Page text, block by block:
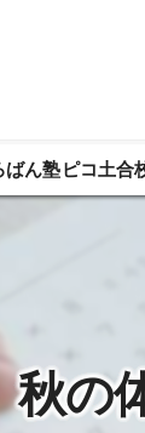
ばん塾ピコ土合
秋の